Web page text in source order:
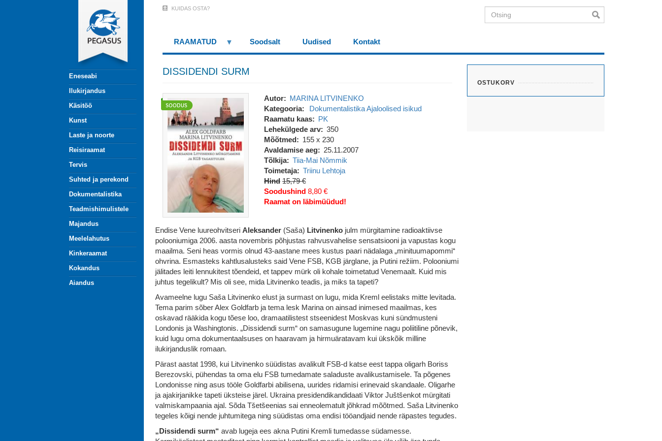
Eneseabi
Ilukirjandus
Käsitöö
Kunst
Laste ja noorte
Reisiraamat
Tervis
Suhted ja perekond
Dokumentalistika
Teadmishimulistele
Majandus
Meelelahutus
Kinkeraamat
Kokandus
Aiandus
Menu
(logged
KUIDAS OSTA? Otsing
RAAMATUD Soodsalt Uudised Kontakt
OSTUKORV
DISSIDENDI SURM
Autor
MARINA LITVINENKO
Kategooria
Dokumentalistika Ajaloolised isikud
Raamatu kaas
PK
Lehekülgede arv
350
Mõõtmed
155 x 230
Avaldamise aeg
25.11.2007
Tõlkija
Tiia-Mai Nõmmik
Toimetaja
Triinu Lehtoja
Hind 15,79 €
Soodushind 8,80 €
Raamat on läbimüüdud!
Endise Vene luureohvitseri Aleksander (Saša) Litvinenko julm mürgitamine radioaktiivse
polooniumiga 2006. aasta novembris põhjustas rahvusvahelise sensatsiooni ja vapustas kogu
maailma. Seni heas vormis olnud 43-aastane mees kustus paari nädalaga „minituumapommi“
ohvrina. Esmasteks kahtlusalusteks said Vene FSB, KGB järglane, ja Putini režiim. Polooniumi
jälitades leiti lennukitest tõendeid, et tappev mürk oli kohale toimetatud Venemaalt. Kuid mis
juhtus tegelikult? Mis oli see, mida Litvinenko teadis, ja miks ta tapeti?
Avameelne lugu Saša Litvinenko elust ja surmast on lugu, mida Kreml eelistaks mitte levitada.
Tema parim sõber Alex Goldfarb ja tema lesk Marina on ainsad inimesed maailmas, kes
oskavad rääkida kogu tõese loo, dramaatilistest stseenidest Moskvas kuni sündmusteni
Londonis ja Washingtonis. „Dissidendi surm“ on samasugune lugemine nagu poliitiline põnevik,
kuid lugu oma dokumentaalsuses on haaravam ja hirmuäratavam kui ükskõik milline
ilukirjanduslik romaan.
Pärast aastat 1998, kui Litvinenko süüdistas avalikult FSB-d katse eest tappa oligarh Boriss
Berezovski, pühendas ta oma elu FSB tumedamate saladuste avalikustamisele. Ta põgenes
Londonisse ning asus tööle Goldfarbi abilisena, uurides ridamisi erinevaid skandaale. Oligarhe
ja ajakirjanikke tapeti üksteise järel. Ukraina presidendikandidaati Viktor Juštšenkot mürgitati
valmiskampaania ajal. Sõda Tšetšeenias sai enneolematult jõhkrad mõõtmed. Saša Litvinenko
tegeles kõigi nende juhtumitega ning süüdistas oma endisi tööandjaid nende räpastes tegudes.
„Dissidendi surm“ avab lugeja ees akna Putini Kremli tumedasse südamesse.